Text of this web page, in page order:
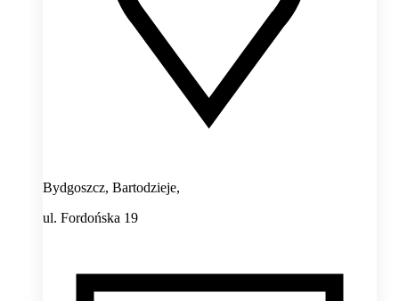
Bydgoszcz, Bartodzieje,
ul. Fordońska 19